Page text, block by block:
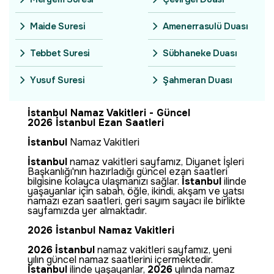
Maide Suresi
Tebbet Suresi
Yusuf Suresi
Amenerrasulü Duası
Sübhaneke Duası
Şahmeran Duası
İstanbul Namaz Vakitleri - Güncel
2026 İstanbul Ezan Saatleri
İstanbul Namaz Vakitleri
İstanbulnamaz vakitleri sayfamız, Diyanet İşleri
Başkanlığı'nın hazırladığı güncel ezan saatleri
bilgisine kolayca ulaşmanızı sağlar. İstanbulilinde
yaşayanlar için sabah, öğle, ikindi, akşam ve yatsı
namazı ezan saatleri, geri sayım sayacı ile birlikte
sayfamızda yer almaktadır.
2026 İstanbul Namaz Vakitleri
2026 İstanbulnamaz vakitleri sayfamız, yeni
yılın güncel namaz saatlerini içermektedir.
İstanbulilinde yaşayanlar, 2026yılında namaz